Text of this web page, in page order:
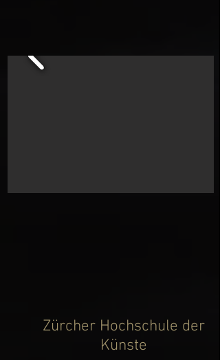
Zürcher Hochschule der
Künste